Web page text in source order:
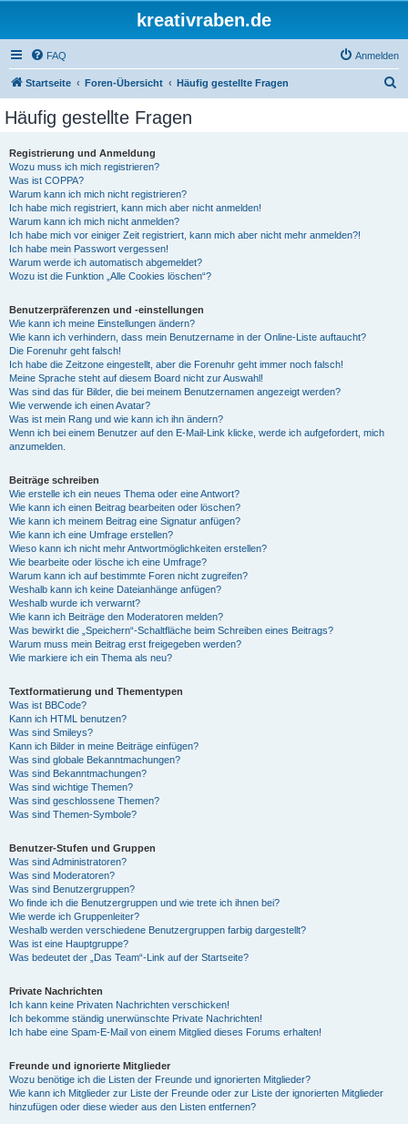
kreativraben.de
FAQ Anmelden
Startseite Foren-Übersicht Häufig gestellte Fragen
Häufig gestellte Fragen
Registrierung und Anmeldung
Wozu muss ich mich registrieren?
Was ist COPPA?
Warum kann ich mich nicht registrieren?
Ich habe mich registriert, kann mich aber nicht anmelden!
Warum kann ich mich nicht anmelden?
Ich habe mich vor einiger Zeit registriert, kann mich aber nicht mehr anmelden?!
Ich habe mein Passwort vergessen!
Warum werde ich automatisch abgemeldet?
Wozu ist die Funktion „Alle Cookies löschen“?
Benutzerpräferenzen und -einstellungen
Wie kann ich meine Einstellungen ändern?
Wie kann ich verhindern, dass mein Benutzername in der Online-Liste auftaucht?
Die Forenuhr geht falsch!
Ich habe die Zeitzone eingestellt, aber die Forenuhr geht immer noch falsch!
Meine Sprache steht auf diesem Board nicht zur Auswahl!
Was sind das für Bilder, die bei meinem Benutzernamen angezeigt werden?
Wie verwende ich einen Avatar?
Was ist mein Rang und wie kann ich ihn ändern?
Wenn ich bei einem Benutzer auf den E-Mail-Link klicke, werde ich aufgefordert, mich
anzumelden.
Beiträge schreiben
Wie erstelle ich ein neues Thema oder eine Antwort?
Wie kann ich einen Beitrag bearbeiten oder löschen?
Wie kann ich meinem Beitrag eine Signatur anfügen?
Wie kann ich eine Umfrage erstellen?
Wieso kann ich nicht mehr Antwortmöglichkeiten erstellen?
Wie bearbeite oder lösche ich eine Umfrage?
Warum kann ich auf bestimmte Foren nicht zugreifen?
Weshalb kann ich keine Dateianhänge anfügen?
Weshalb wurde ich verwarnt?
Wie kann ich Beiträge den Moderatoren melden?
Was bewirkt die „Speichern“-Schaltfläche beim Schreiben eines Beitrags?
Warum muss mein Beitrag erst freigegeben werden?
Wie markiere ich ein Thema als neu?
Textformatierung und Thementypen
Was ist BBCode?
Kann ich HTML benutzen?
Was sind Smileys?
Kann ich Bilder in meine Beiträge einfügen?
Was sind globale Bekanntmachungen?
Was sind Bekanntmachungen?
Was sind wichtige Themen?
Was sind geschlossene Themen?
Was sind Themen-Symbole?
Benutzer-Stufen und Gruppen
Was sind Administratoren?
Was sind Moderatoren?
Was sind Benutzergruppen?
Wo finde ich die Benutzergruppen und wie trete ich ihnen bei?
Wie werde ich Gruppenleiter?
Weshalb werden verschiedene Benutzergruppen farbig dargestellt?
Was ist eine Hauptgruppe?
Was bedeutet der „Das Team“-Link auf der Startseite?
Private Nachrichten
Ich kann keine Privaten Nachrichten verschicken!
Ich bekomme ständig unerwünschte Private Nachrichten!
Ich habe eine Spam-E-Mail von einem Mitglied dieses Forums erhalten!
Freunde und ignorierte Mitglieder
Wozu benötige ich die Listen der Freunde und ignorierten Mitglieder?
Wie kann ich Mitglieder zur Liste der Freunde oder zur Liste der ignorierten Mitglieder
hinzufügen oder diese wieder aus den Listen entfernen?